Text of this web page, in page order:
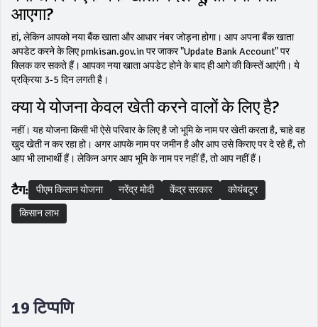
आएगा?
हां, लेकिन आपको नया बैंक खाता और आधार नंबर जोड़ना होगा। आप अपना बैंक खाता
अपडेट करने के लिए pmkisan.gov.in पर जाकर "Update Bank Account" पर
क्लिक कर सकते हैं। आपका नया खाता अपडेट होने के बाद ही आगे की किस्तें आएंगी। ये
प्रक्रिया 3-5 दिन लगती है।
क्या ये योजना केवल खेती करने वालों के लिए है?
नहीं। यह योजना किसी भी ऐसे परिवार के लिए है जो भूमि के नाम पर खेती करता है, चाहे वह
खुद खेती न कर रहा हो। अगर आपके नाम पर जमीन है और आप उसे किराए पर दे रहे हैं, तो
आप भी लाभार्थी हैं। लेकिन अगर आप भूमि के नाम पर नहीं हैं, तो आप नहीं हैं।
टैग: पीएम किसान योजना नरेंद्र मोदी केंद्र सरकार
कोयंबटूर
किसान लाभ
19 टिप्पणि